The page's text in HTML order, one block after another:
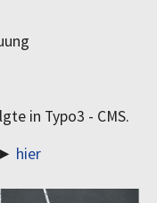
in Typo3 - CMS.
hier